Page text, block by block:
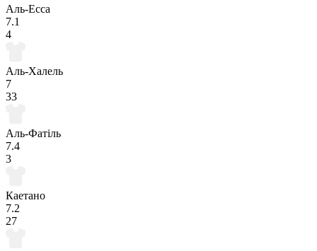
Аль-Есса
7.1
4
Аль-Халель
7
33
Аль-Фатіль
7.4
3
Каетано
7.2
27